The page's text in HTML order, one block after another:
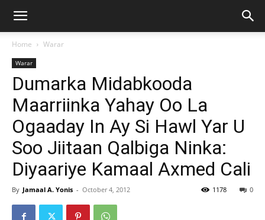
Home Warar
Warar
Dumarka Midabkooda
Maarriinka Yahay Oo La
Ogaaday In Ay Si Hawl Yar U
Soo Jiitaan Qalbiga Ninka:
Diyaariye Kamaal Axmed Cali
By Jamaal A. Yonis - October 4, 2012 0
1178